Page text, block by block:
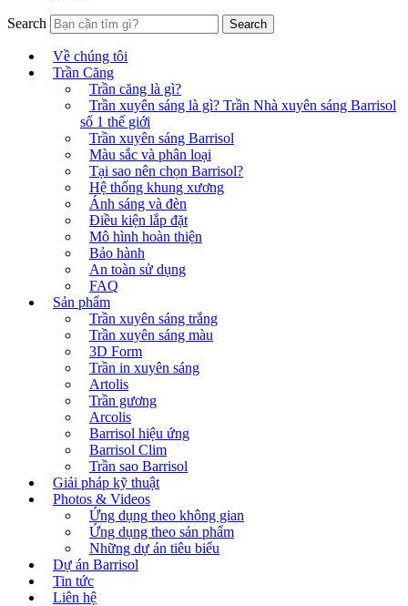
Search
Về chúng tôi
Trần Căng
Trần căng là gì?
Trần xuyên sáng là gì? Trần Nhà xuyên sáng Barrisol
số 1 thế giới
Trần xuyên sáng Barrisol
Màu sắc và phân loại
Tại sao nên chọn Barrisol?
Hệ thống khung xương
Ánh sáng và đèn
Điều kiện lắp đặt
Mô hình hoàn thiện
Bảo hành
An toàn sử dụng
FAQ
Sản phẩm
Trần xuyên sáng trắng
Trần xuyên sáng màu
3D Form
Trần in xuyên sáng
Artolis
Trần gương
Arcolis
Barrisol hiệu ứng
Barrisol Clim
Trần sao Barrisol
Giải pháp kỹ thuật
Photos & Videos
Ứng dụng theo không gian
Ứng dụng theo sản phẩm
Những dự án tiêu biểu
Dự án Barrisol
Tin tức
Liên hệ